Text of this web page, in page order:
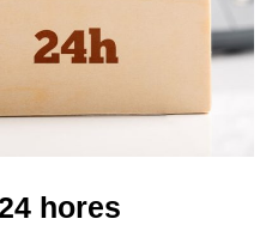
hores​